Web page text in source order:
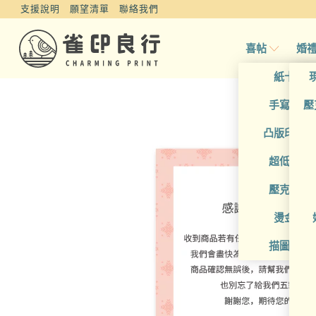
支援說明 願望清單 聯絡我們
喜帖
紙卡喜帖
手寫風喜
凸版印刷
超低價喜
壓克力喜
燙金喜帖
描圖紙喜
婚